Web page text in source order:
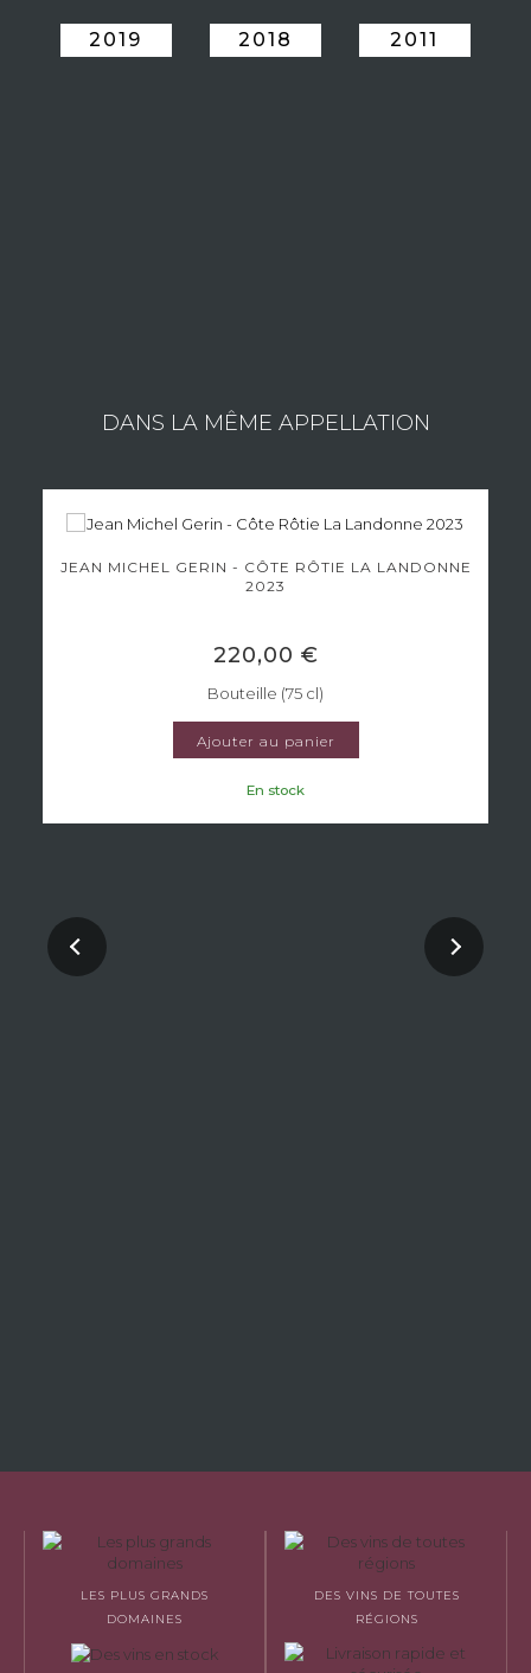
2019 2018 2011
DANS LA MÊME APPELLATION
JEAN MICHEL GERIN - CÔTE RÔTIE LA LANDONNE
2023
220,00 €
Bouteille (75 cl)
Ajouter au panier
En stock
LES PLUS GRANDS
DOMAINES
DES VINS DE TOUTES
RÉGIONS